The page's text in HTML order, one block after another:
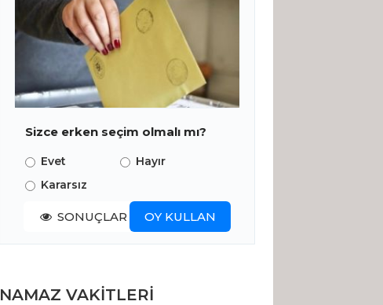
Sizce erken seçim olmalı mı?
Evet
Hayır
Kararsız
SONUÇLAR OY KULLAN
NAMAZ VAKİTLERİ